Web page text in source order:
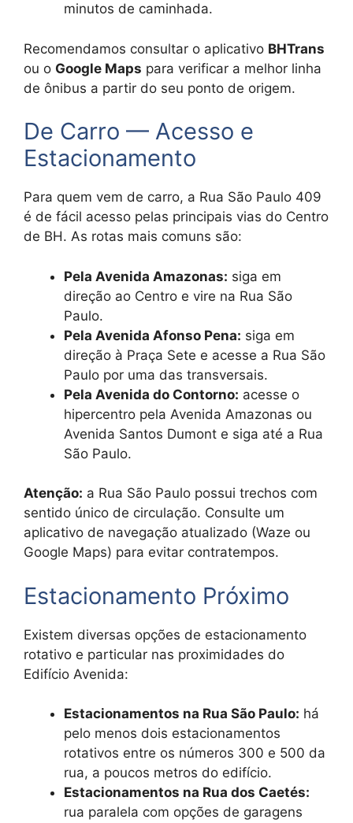
minutos de caminhada.
Recomendamos consultar o aplicativo BHTrans
ou o Google Maps para verificar a melhor linha
de ônibus a partir do seu ponto de origem.
De Carro — Acesso e
Estacionamento
Para quem vem de carro, a Rua São Paulo 409
é de fácil acesso pelas principais vias do Centro
de BH. As rotas mais comuns são:
Pela Avenida Amazonas: siga em
direção ao Centro e vire na Rua São
Paulo.
Pela Avenida Afonso Pena: siga em
direção à Praça Sete e acesse a Rua São
Paulo por uma das transversais.
Pela Avenida do Contorno: acesse o
hipercentro pela Avenida Amazonas ou
Avenida Santos Dumont e siga até a Rua
São Paulo.
Atenção: a Rua São Paulo possui trechos com
sentido único de circulação. Consulte um
aplicativo de navegação atualizado (Waze ou
Google Maps) para evitar contratempos.
Estacionamento Próximo
Existem diversas opções de estacionamento
rotativo e particular nas proximidades do
Edifício Avenida:
Estacionamentos na Rua São Paulo: há
pelo menos dois estacionamentos
rotativos entre os números 300 e 500 da
rua, a poucos metros do edifício.
Estacionamentos na Rua dos Caetés:
rua paralela com opções de garagens